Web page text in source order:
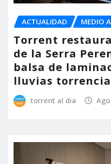
ACTUALIDAD MEDIO
Torrent
de la Serra
balsa de
lluvias
torrent al dia